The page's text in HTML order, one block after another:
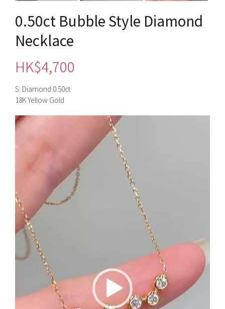
0.50ct Bubble Style Diamond
Necklace
HK$4,700
S: Diamond 0.50ct
18K Yellow Gold
視
訊